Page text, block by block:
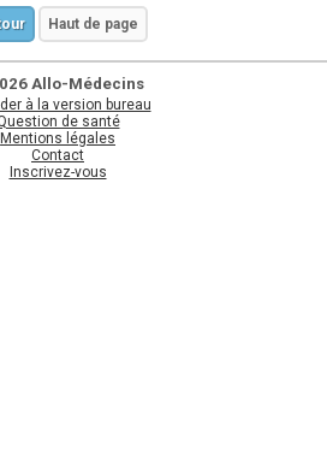
Haut de page
Allo-Médecins
à la version bureau
de santé
Mentions légales
Contact
Inscrivez-vous